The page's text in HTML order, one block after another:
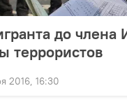
до члена
террористов
2016, 16:30